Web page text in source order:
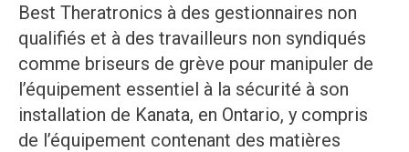
Best Theratronics à des gestionnaires non
qualifiés et à des travailleurs non syndiqués
comme briseurs de grève pour manipuler de
l’équipement essentiel à la sécurité à son
installation de Kanata, en Ontario, y compris
de l’équipement contenant des matières